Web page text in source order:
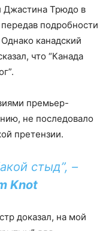
Джастина Трюдо в
подробности
канадский
что “Канада
премьер-
не последовало
претензии.
стыд”, –
Knot
доказал, на мой